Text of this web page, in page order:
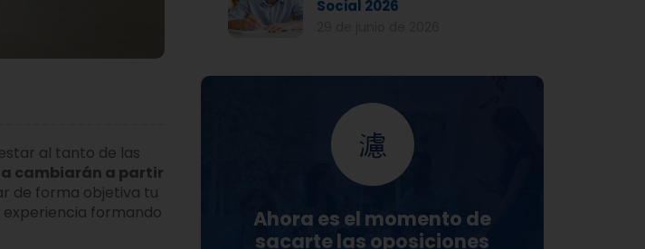
al tanto de las
cambiarán a partir
de forma objetiva tu
experiencia formando
Social 2026
Ahora es el momento de
sacarte las oposiciones